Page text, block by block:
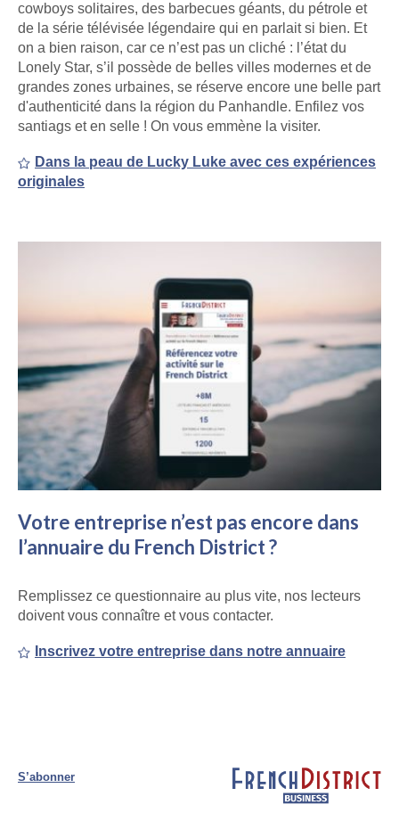
cowboys solitaires, des barbecues géants, du pétrole et
de la série télévisée légendaire qui en parlait si bien. Et
on a bien raison, car ce n’est pas un cliché : l’état du
Lonely Star, s’il possède de belles villes modernes et de
grandes zones urbaines, se réserve encore une belle part
d'authenticité dans la région du Panhandle. Enfilez vos
santiags et en selle ! On vous emmène la visiter.
Dans la peau de Lucky Luke avec ces expériences
originales
Votre entreprise n’est pas encore dans
l’annuaire du French District ?
Remplissez ce questionnaire au plus vite, nos lecteurs
doivent vous connaître et vous contacter.
Inscrivez votre entreprise dans notre annuaire
S’abonner